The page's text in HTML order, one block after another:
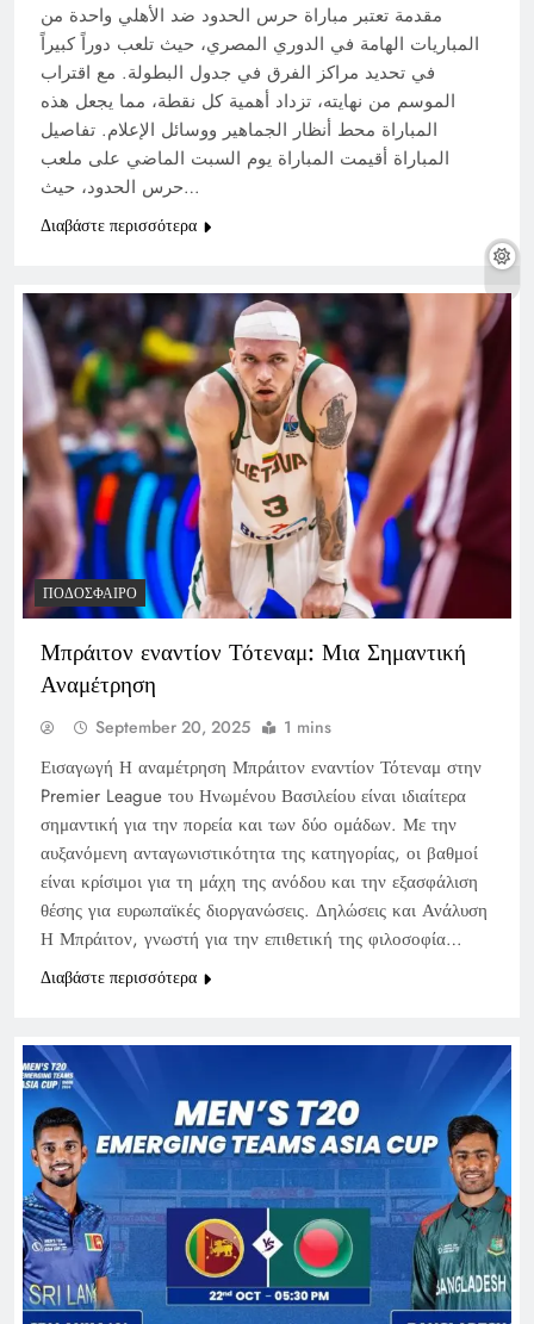
مقدمة تعتبر مباراة حرس الحدود ضد الأهلي واحدة من
المباريات الهامة في الدوري المصري، حيث تلعب دوراً كبيراً
في تحديد مراكز الفرق في جدول البطولة. مع اقتراب
الموسم من نهايته، تزداد أهمية كل نقطة، مما يجعل هذه
المباراة محط أنظار الجماهير ووسائل الإعلام. تفاصيل
المباراة أقيمت المباراة يوم السبت الماضي على ملعب
حرس الحدود، حيث…
Διαβάστε περισσότερα
ΠΟΔΌΣΦΑΙΡΟ
Μπράιτον εναντίον Τότεναμ: Μια Σημαντική
Αναμέτρηση
September 20, 2025 1 mins
Εισαγωγή Η αναμέτρηση Μπράιτον εναντίον Τότεναμ στην
Premier League του Ηνωμένου Βασιλείου είναι ιδιαίτερα
σημαντική για την πορεία και των δύο ομάδων. Με την
αυξανόμενη ανταγωνιστικότητα της κατηγορίας, οι βαθμοί
είναι κρίσιμοι για τη μάχη της ανόδου και την εξασφάλιση
θέσης για ευρωπαϊκές διοργανώσεις. Δηλώσεις και Ανάλυση
Η Μπράιτον, γνωστή για την επιθετική της φιλοσοφία…
Διαβάστε περισσότερα